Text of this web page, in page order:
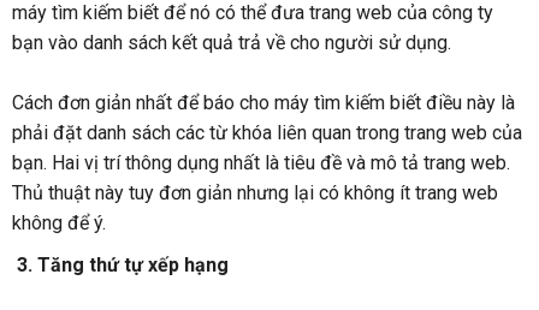
máy tìm kiếm biết để nó có thể đưa trang web của công ty
bạn vào danh sách kết quả trả về cho người sử dụng.
Cách đơn giản nhất để báo cho máy tìm kiếm biết điều này là
phải đặt danh sách các từ khóa liên quan trong trang web của
bạn. Hai vị trí thông dụng nhất là tiêu đề và mô tả trang web.
Thủ thuật này tuy đơn giản nhưng lại có không ít trang web
không để ý.
3. Tăng thứ tự xếp hạng